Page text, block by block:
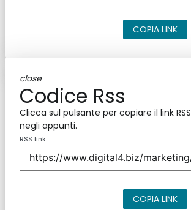
COPIA LINK
close
Codice Rss
Clicca sul pulsante per copiare il link RSS
negli appunti.
RSS link
COPIA LINK